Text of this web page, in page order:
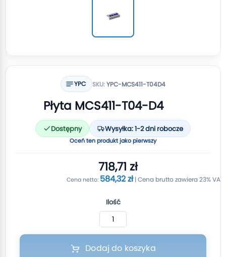
YPC SKU:YPC-MCS411-T04D4
Płyta MCS411-T04-D4
Dostępny Wysyłka: 1-2 dni robocze
Oceń ten produkt jako pierwszy
718,71 zł
584,32 zł
Ilość
Dodaj do koszyka